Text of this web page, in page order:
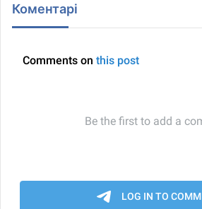
Коментарі